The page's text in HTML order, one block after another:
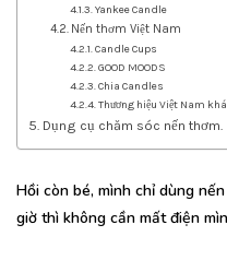
Yankee Candle
Nến thơm Việt Nam
Candle Cups
GOOD MOODS
Chia Candles
Thương hiệu Việt Nam
Dụng cụ chăm sóc nến thơm.
Hồi còn bé, mình chỉ dùng
giờ thì không cần mất điện